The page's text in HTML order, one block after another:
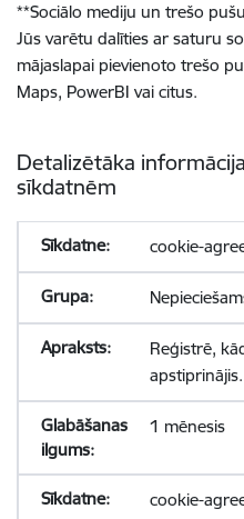
**Sociālo mediju un trešo
Jūs varētu dalīties ar saturu
mājaslapai pievienoto trešo
Maps, PowerBI vai citus.
Detalizētāka
sīkdatnēm
cookie-
Reģistrē,
apstiprinājis.
1 mēnesis
cookie-